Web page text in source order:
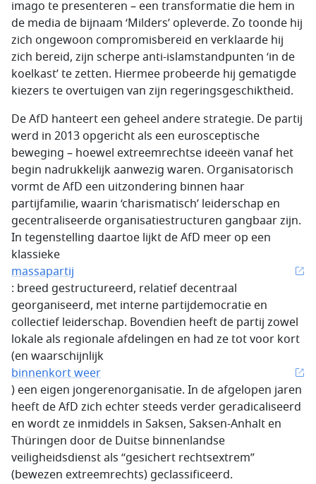
imago te presenteren – een transformatie die hem in
de media de bijnaam ‘Milders’ opleverde. Zo toonde hij
zich ongewoon compromisbereid en verklaarde hij
zich bereid, zijn scherpe anti-islamstandpunten ‘in de
koelkast’ te zetten. Hiermee probeerde hij gematigde
kiezers te overtuigen van zijn regeringsgeschiktheid.
De AfD hanteert een geheel andere strategie. De partij
werd in 2013 opgericht als een eurosceptische
beweging – hoewel extreemrechtse ideeën vanaf het
begin nadrukkelijk aanwezig waren. Organisatorisch
vormt de AfD een uitzondering binnen haar
partijfamilie, waarin ‘charismatisch’ leiderschap en
gecentraliseerde organisatiestructuren gangbaar zijn.
In tegenstelling daartoe lijkt de AfD meer op een
klassieke
massapartij
: breed gestructureerd, relatief decentraal
georganiseerd, met interne partijdemocratie en
collectief leiderschap. Bovendien heeft de partij zowel
lokale als regionale afdelingen en had ze tot voor kort
(en waarschijnlijk
binnenkort weer
) een eigen jongerenorganisatie. In de afgelopen jaren
heeft de AfD zich echter steeds verder geradicaliseerd
en wordt ze inmiddels in Saksen, Saksen-Anhalt en
Thüringen door de Duitse binnenlandse
veiligheidsdienst als “gesichert rechtsextrem”
(bewezen extreemrechts) geclassificeerd.